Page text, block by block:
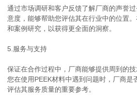
通过市场调研和客户反馈了解厂商的声誉
意度，能够帮助您评估其在行业中的位置
和案例研究，以获得更全面的洞察。
5.服务与支持
保证在合作过程中，厂商能够提供周到的
您在使用PEEK材料中遇到问题时，厂商是
评估其服务质量的重要参考。